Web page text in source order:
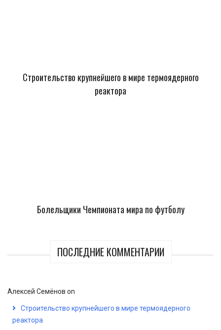
Строительство крупнейшего в мире термоядерного
реактора
Болельщики Чемпионата мира по футболу
ПОСЛЕДНИЕ КОММЕНТАРИИ
Алексей Семёнов on
Строительство крупнейшего в мире термоядерного
реактора